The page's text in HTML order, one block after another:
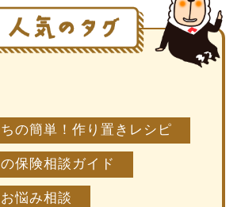
の簡単！作り置きレシピ
保険相談ガイド
悩み相談